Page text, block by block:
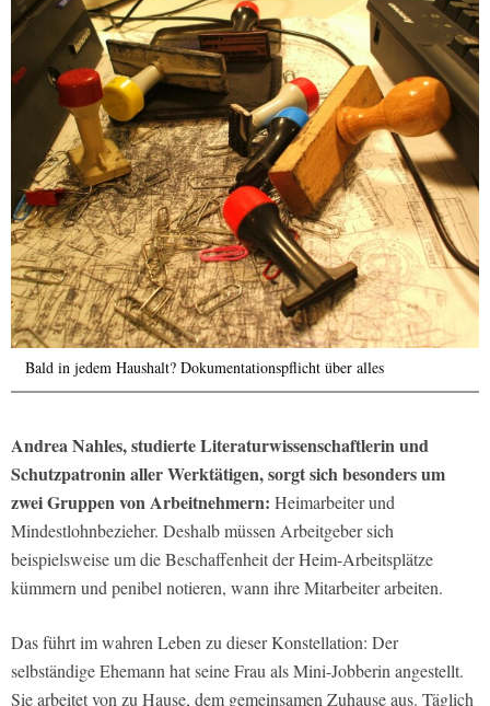
Bald in jedem Haushalt? Dokumentationspflicht über alles
Andrea Nahles, studierte Literaturwissenschaftlerin und
Schutzpatronin aller Werktätigen, sorgt sich besonders um
zwei Gruppen von Arbeitnehmern: Heimarbeiter und
Mindestlohnbezieher. Deshalb müssen Arbeitgeber sich
beispielsweise um die Beschaffenheit der Heim-Arbeitsplätze
kümmern und penibel notieren, wann ihre Mitarbeiter arbeiten.
Das führt im wahren Leben zu dieser Konstellation: Der
selbständige Ehemann hat seine Frau als Mini-Jobberin angestellt.
Sie arbeitet von zu Hause, dem gemeinsamen Zuhause aus. Täglich